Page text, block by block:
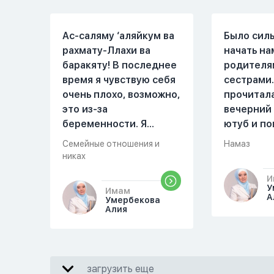
Ас-саляму ‘аляйкум ва
рахмату-Ллахи ва
баракяту! В последнее
время я чувствую себя
очень плохо, возможно,
это из-за
беременности. Я
разбудила мужа и
рассказала ему, что со
происходит,он потом
обратно ложился спать
это было около
плохо. Он ответил: «Я
Семейные отношения и
никах
Имам
Умербекова
Алия
Было
начать
ютуб и
увидала
она
намаз
сначала
Намаз
загрузить еще